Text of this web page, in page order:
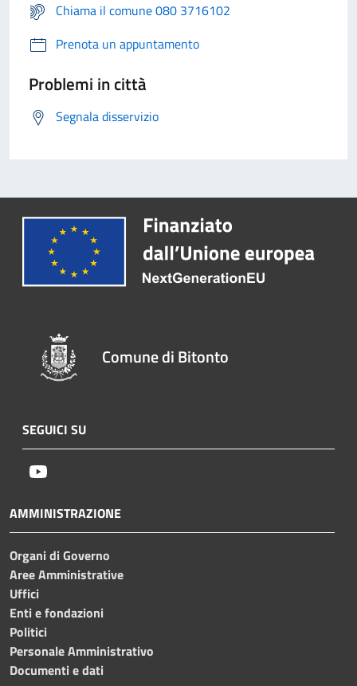
Chiama il comune 080 3716102
Prenota un appuntamento
Problemi in città
Segnala disservizio
Comune di Bitonto
SEGUICI SU
AMMINISTRAZIONE
Organi di Governo
Aree Amministrative
Uffici
Enti e fondazioni
Politici
Personale Amministrativo
Documenti e dati